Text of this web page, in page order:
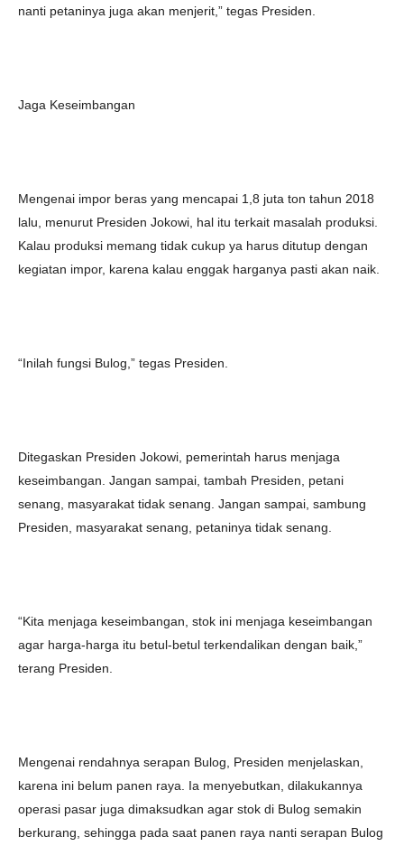
nanti petaninya juga akan menjerit,” tegas Presiden.
Jaga Keseimbangan
Mengenai impor beras yang mencapai 1,8 juta ton tahun 2018
lalu, menurut Presiden Jokowi, hal itu terkait masalah produksi.
Kalau produksi memang tidak cukup ya harus ditutup dengan
kegiatan impor, karena kalau enggak harganya pasti akan naik.
“Inilah fungsi Bulog,” tegas Presiden.
Ditegaskan Presiden Jokowi, pemerintah harus menjaga
keseimbangan. Jangan sampai, tambah Presiden, petani
senang, masyarakat tidak senang. Jangan sampai, sambung
Presiden, masyarakat senang, petaninya tidak senang.
“Kita menjaga keseimbangan, stok ini menjaga keseimbangan
agar harga-harga itu betul-betul terkendalikan dengan baik,”
terang Presiden.
Mengenai rendahnya serapan Bulog, Presiden menjelaskan,
karena ini belum panen raya. Ia menyebutkan, dilakukannya
operasi pasar juga dimaksudkan agar stok di Bulog semakin
berkurang, sehingga pada saat panen raya nanti serapan Bulog